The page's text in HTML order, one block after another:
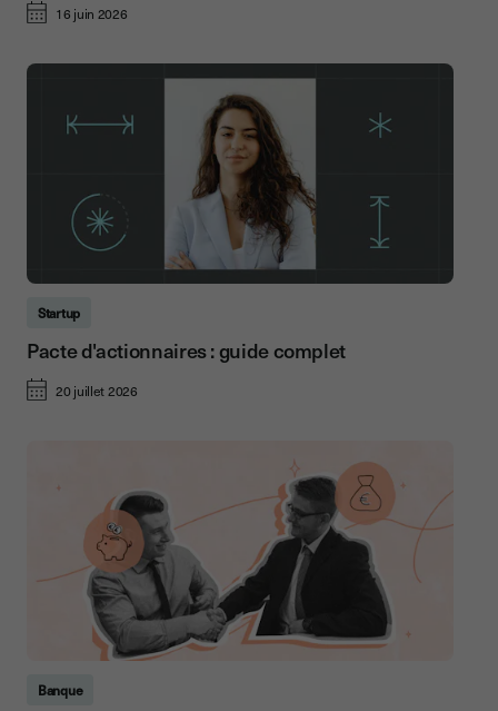
16 juin 2026
Startup
Pacte d'actionnaires : guide complet
20 juillet 2026
Banque